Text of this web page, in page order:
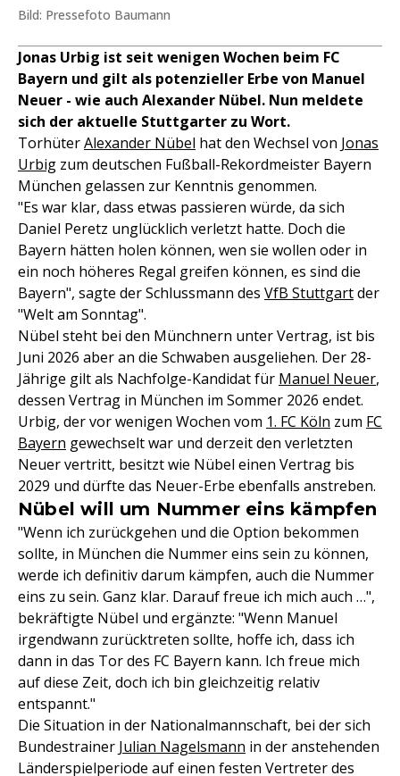
Bild: Pressefoto Baumann
Jonas Urbig ist seit wenigen Wochen beim FC
Bayern und gilt als potenzieller Erbe von Manuel
Neuer - wie auch Alexander Nübel. Nun meldete
sich der aktuelle Stuttgarter zu Wort.
TorhüterAlexander Nübel hat den Wechsel von Jonas
Urbig zum deutschen Fußball-Rekordmeister Bayern
München gelassen zur Kenntnis genommen.
"Es war klar, dass etwas passieren würde, da sich
Daniel Peretz unglücklich verletzt hatte. Doch die
Bayern hätten holen können, wen sie wollen oder in
ein noch höheres Regal greifen können, es sind die
Bayern", sagte der Schlussmann des VfB Stuttgartder
"Welt am Sonntag".
Nübel steht bei den Münchnern unter Vertrag, ist bis
Juni 2026 aber an die Schwaben ausgeliehen. Der 28-
Jährige gilt als Nachfolge-Kandidat für Manuel Neuer,
dessen Vertrag in München im Sommer 2026 endet.
Urbig, der vor wenigen Wochen vom 1. FC Köln zum FC
Bayern gewechselt war und derzeit den verletzten
Neuer vertritt, besitzt wie Nübel einen Vertrag bis
2029 und dürfte das Neuer-Erbe ebenfalls anstreben.
Nübel will um Nummer eins kämpfen
"Wenn ich zurückgehen und die Option bekommen
sollte, in München die Nummer eins sein zu können,
werde ich definitiv darum kämpfen, auch die Nummer
eins zu sein. Ganz klar. Darauf freue ich mich auch …",
bekräftigte Nübel und ergänzte: "Wenn Manuel
irgendwann zurücktreten sollte, hoffe ich, dass ich
dann in das Tor des FC Bayern kann. Ich freue mich
auf diese Zeit, doch ich bin gleichzeitig relativ
entspannt."
Die Situation in der Nationalmannschaft, bei der sich
Bundestrainer Julian Nagelsmann in der anstehenden
Länderspielperiode auf einen festen Vertreter des